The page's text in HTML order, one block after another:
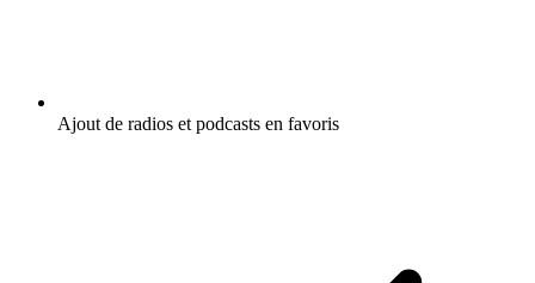
Ajout de radios et podcasts en favoris